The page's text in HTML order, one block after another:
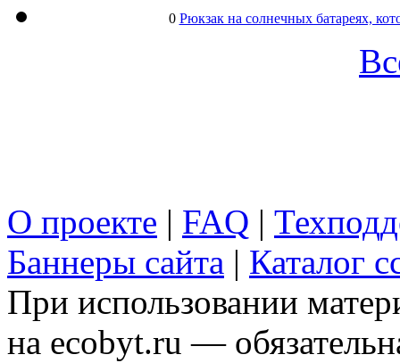
0 Рюкзак на солнечных батареях,
О проекте | FAQ |
Баннеры сайта | Каталог
При использовании
на ecobyt.ru —